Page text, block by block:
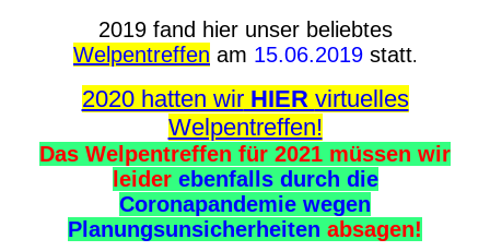
2019 fand hier unser beliebtes
Welpentreffen am 15.06.2019 statt.
2020 hatten wirHIER virtuelles
Welpentreffen!
Das Welpentreffen für 2021 müssen wir
leiderebenfalls durch die
Coronapandemie wegen
Planungsunsicherheiten absagen!